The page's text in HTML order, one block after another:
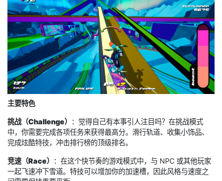
主要特色
挑战（Challenge）
：觉得自己有本事引人注目吗？在挑战模式
中，你需要完成各项任务来获得最高分。滑行轨道、收集小饰品、
完成炫酷特技，冲击排行榜的顶级排名。
竞速（Race）
：在这个快节奏的游戏模式中，与 NPC 或其他玩家
一起飞速冲下雪道。特技可以增加你的加速槽，因此风格与速度之